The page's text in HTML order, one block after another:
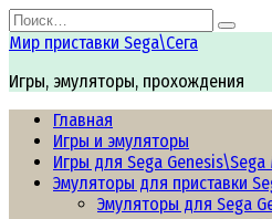
Перейти
к
содержанию
Search
for:
Мир приставки Sega\Сега
Игры, эмуляторы, прохождения
Главная
Игры и эмуляторы
Игры для Sega Genesis\Sega
Эмуляторы для приставки
Эмуляторы для Sega